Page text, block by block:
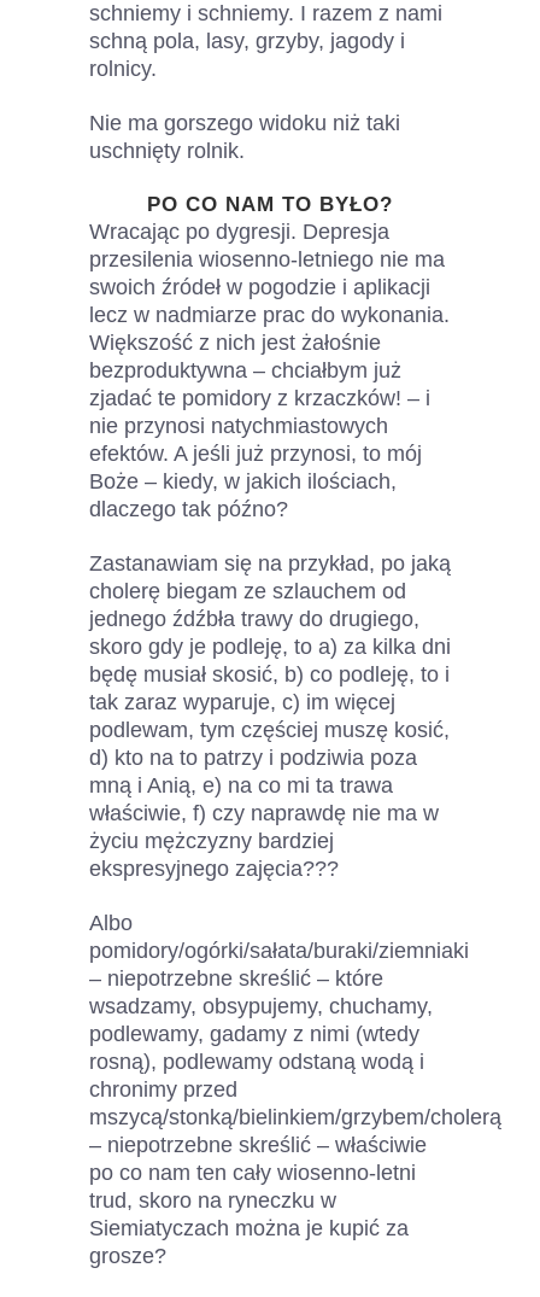
schniemy i schniemy. I razem z nami
schną pola, lasy, grzyby, jagody i
rolnicy.
Nie ma gorszego widoku niż taki
uschnięty rolnik.
PO CO NAM TO BYŁO?
Wracając po dygresji. Depresja
przesilenia wiosenno-letniego nie ma
swoich źródeł w pogodzie i aplikacji
lecz w nadmiarze prac do wykonania.
Większość z nich jest żałośnie
bezproduktywna – chciałbym już
zjadać te pomidory z krzaczków! – i
nie przynosi natychmiastowych
efektów. A jeśli już przynosi, to mój
Boże – kiedy, w jakich ilościach,
dlaczego tak późno?
Zastanawiam się na przykład, po jaką
cholerę biegam ze szlauchem od
jednego źdźbła trawy do drugiego,
skoro gdy je podleję, to a) za kilka dni
będę musiał skosić, b) co podleję, to i
tak zaraz wyparuje, c) im więcej
podlewam, tym częściej muszę kosić,
d) kto na to patrzy i podziwia poza
mną i Anią, e) na co mi ta trawa
właściwie, f) czy naprawdę nie ma w
życiu mężczyzny bardziej
ekspresyjnego zajęcia???
Albo
pomidory/ogórki/sałata/buraki/ziemniaki
– niepotrzebne skreślić – które
wsadzamy, obsypujemy, chuchamy,
podlewamy, gadamy z nimi (wtedy
rosną), podlewamy odstaną wodą i
chronimy przed
mszycą/stonką/bielinkiem/grzybem/cholerą
– niepotrzebne skreślić – właściwie
po co nam ten cały wiosenno-letni
trud, skoro na ryneczku w
Siemiatyczach można je kupić za
grosze?